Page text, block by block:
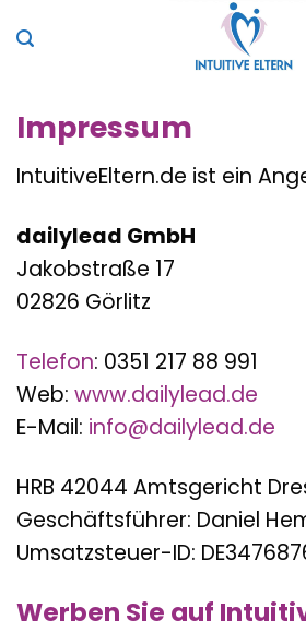
Inhalt
Impressum
IntuitiveEltern.de ist ein
dailylead GmbH
Jakobstraße 17
02826 Görlitz
Telefon: 0351 217 88 991
Web: www.dailylead.de
E-Mail: info@dailylead.de
HRB 42044 Amtsgericht
Geschäftsführer: Daniel
Umsatzsteuer-ID:
Werben Sie auf